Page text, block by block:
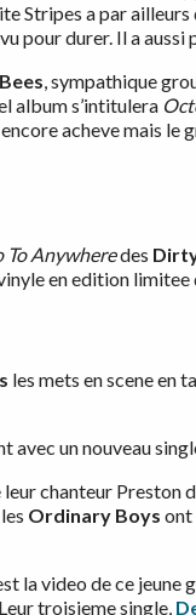
Stripes a par
pour durer. Il a aussi
Bees, sympathique
album s’intitulera
encore acheve mais
To Anywheredes
en edition
les mets en scene en
avec un nouveau
leur chanteur
Ordinary Boys ont
la video de ce jeune
troisieme single,